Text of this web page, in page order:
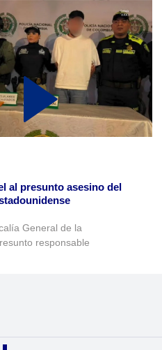
al presunto asesino del
General de la
responsable